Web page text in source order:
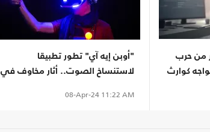
من حرب
كوارث
"أوبن إيه آي" تطور تطبيقا
لاستنساخ الصوت.. أثار مخاوف في
08-Apr-2411:22 AM